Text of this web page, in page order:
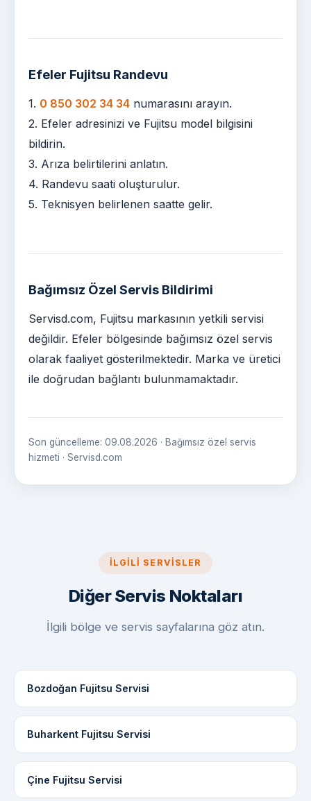
Efeler Fujitsu Randevu
1. 0 850 302 34 34 numarasını arayın.
2. Efeler adresinizi ve Fujitsu model bilgisini
bildirin.
3. Arıza belirtilerini anlatın.
4. Randevu saati oluşturulur.
5. Teknisyen belirlenen saatte gelir.
Bağımsız Özel Servis Bildirimi
Servisd.com, Fujitsu markasının yetkili servisi
değildir. Efeler bölgesinde bağımsız özel servis
olarak faaliyet gösterilmektedir. Marka ve üretici
ile doğrudan bağlantı bulunmamaktadır.
Son güncelleme: 09.08.2026 · Bağımsız özel servis
hizmeti · Servisd.com
İLGILI SERVISLER
Diğer Servis Noktaları
İlgili bölge ve servis sayfalarına göz atın.
Bozdoğan Fujitsu Servisi
Buharkent Fujitsu Servisi
Çine Fujitsu Servisi